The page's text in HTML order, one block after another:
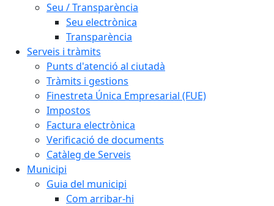
Seu / Transparència
Seu electrònica
Transparència
Serveis i tràmits
Punts d'atenció al ciutadà
Tràmits i gestions
Finestreta Única Empresarial (FUE)
Impostos
Factura electrònica
Verificació de documents
Catàleg de Serveis
Municipi
Guia del municipi
Com arribar-hi